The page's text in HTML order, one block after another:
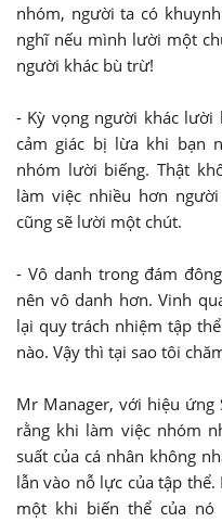
nhóm, người ta có
nghĩ nếu mình lười một
người khác bù trừ!
- Kỳ vọng người khác
cảm giác bị lừa khi bạn
nhóm lười biếng. Thật
làm việc nhiều hơn
cũng sẽ lười một chút.
- Vô danh trong đám
nên vô danh hơn. Vinh
lại quy trách nhiệm tập
nào. Vậy thì tại sao tôi
Mr Manager, với hiệu ứng
rằng khi làm việc nhóm
suất của cá nhân không
lẫn vào nỗ lực của tập
một khi biến thể của nó